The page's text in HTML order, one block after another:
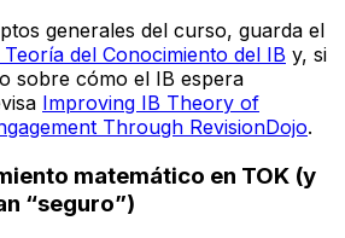
generales del curso, guarda el
del Conocimiento del IB y, si
sobre cómo el IB espera
Improving IB Theory of
Through RevisionDojo.
matemático en TOK (y
“seguro”)